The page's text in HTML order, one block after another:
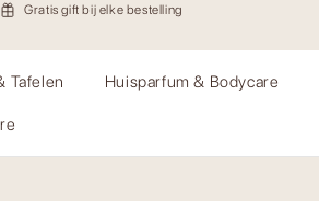
Gratis gift bij elke bestelling
Tafelen Huisparfum & Bodycare